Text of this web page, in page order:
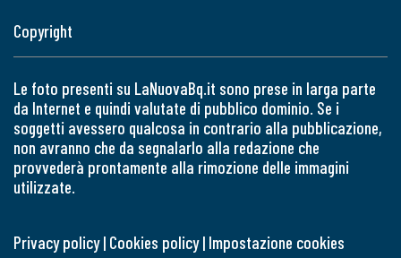
Copyright
Le foto presenti su LaNuovaBq.it sono prese in larga parte
da Internet e quindi valutate di pubblico dominio. Se i
soggetti avessero qualcosa in contrario alla pubblicazione,
non avranno che da segnalarlo alla redazione che
provvederà prontamente alla rimozione delle immagini
utilizzate.
Privacy policy| Cookies policy| Impostazione cookies